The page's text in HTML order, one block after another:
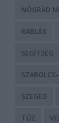
NÓGRÁD
RABLÁS
SEGÍTSÉG
SZEGED
TŰZ